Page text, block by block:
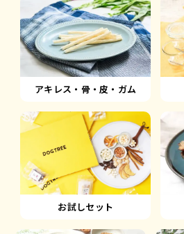
アキレス・骨・皮・ガム
お試しセット